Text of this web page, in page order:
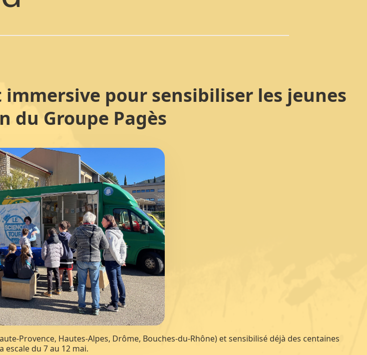
pour sensibiliser les jeunes
du Groupe Pagès
Provence, Hautes-Alpes, Drôme, Bouches-du-Rhône) et sensibilisé déjà des centaines
escale du 7 au 12 mai.